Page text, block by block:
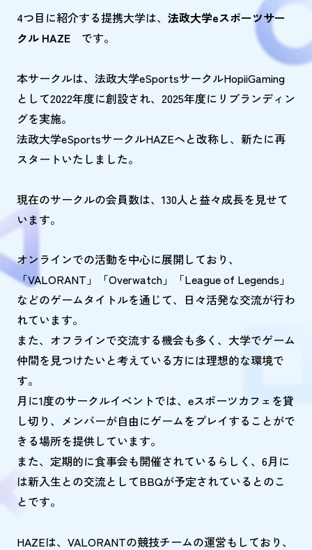
4つ目に紹介する提携大学は、 法政大学eスポーツサー
クル HAZEです。
本サークルは、法政大学eSportsサークルHopiiGaming
として2022年度に創設され、2025年度にリブランディン
グを実施。
法政大学eSportsサークルHAZEへと改称し、新たに再
スタートいたしました。
現在のサークルの会員数は、130人と益々成長を見せて
います。
オンラインでの活動を中心に展開しており、
「VALORANT」「Overwatch」「League of Legends」
などのゲームタイトルを通じて、日々活発な交流が行わ
れています。
また、オフラインで交流する機会も多く、大学でゲーム
仲間を見つけたいと考えている方には理想的な環境で
す。
月に1度のサークルイベントでは、eスポーツカフェを貸
し切り、メンバーが自由にゲームをプレイすることがで
きる場所を提供しています。
また、定期的に食事会も開催されているらしく、6月に
は新入生との交流としてBBQが予定されているとのこ
とです。
HAZEは、VALORANTの競技チームの運営もしており、